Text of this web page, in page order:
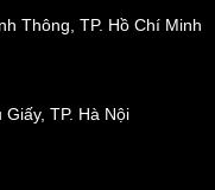
Thông, TP. Hồ Chí Minh
TP. Hà Nội